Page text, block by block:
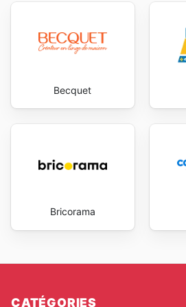
Becquet
Bricorama
CATÉGORIES